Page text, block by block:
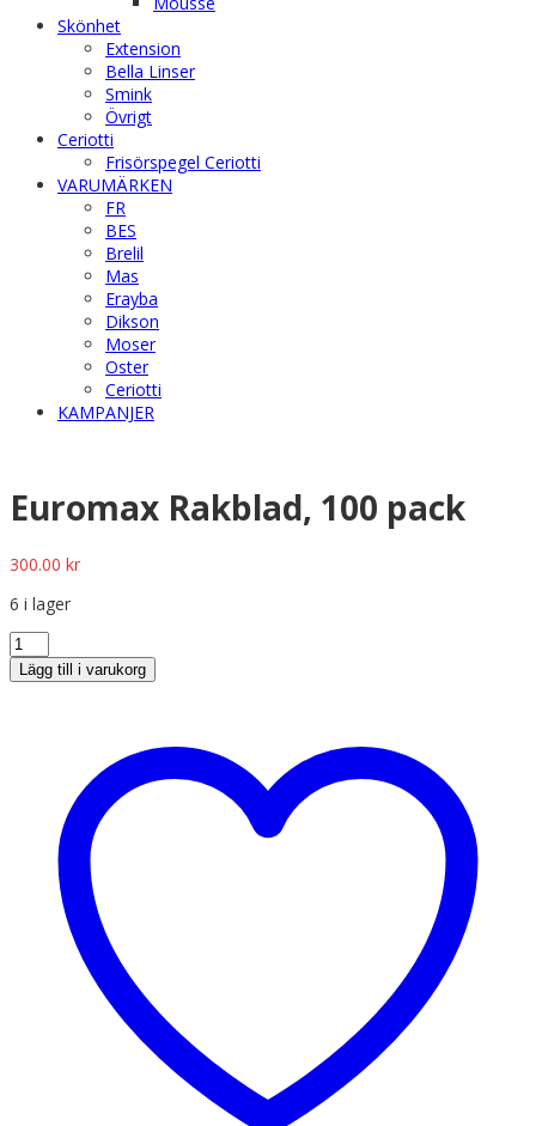
Skönhet
Extension
Bella Linser
Smink
Övrigt
Ceriotti
Frisörspegel Ceriotti
VARUMÄRKEN
FR
BES
Brelil
Mas
Erayba
Dikson
Moser
Oster
Ceriotti
KAMPANJER
Euromax Rakblad, 100 pack
300.00 kr
6 i lager
Lägg till i varukorg